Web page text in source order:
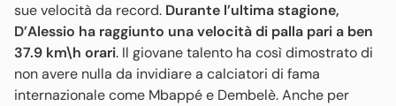
sue velocità da record. Durante l’ultima stagione,
D’Alessio ha raggiunto una velocità di palla pari a ben
37.9 km\h orari. Il giovane talento ha così dimostrato di
non avere nulla da invidiare a calciatori di fama
internazionale come Mbappé e Dembelè. Anche per